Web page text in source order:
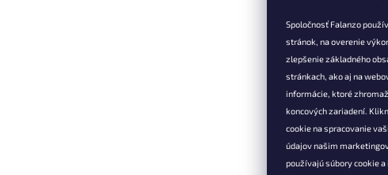
Spoločnosť Falanzo
stránok, na overenie
zlepšenie základného
stránkach, ako aj na
informácie, ktoré
koncových zariadení.
cookie na spracovanie
údajov našim
používajú súbory cookie
Informácie
Vernostné zľavy
Doprava a platba
Výmena,
reklamácia